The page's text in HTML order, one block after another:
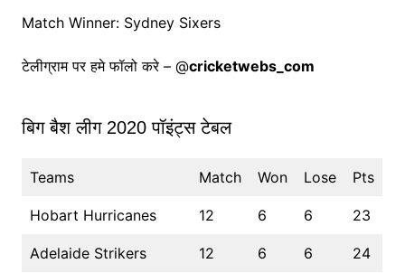
Match Winner: Sydney Sixers
टेलीग्राम पर हमे फॉलो करे – @cricketwebs_com
बिग बैश लीग 2020 पॉइंट्स टेबल
Teams Match Won Lose Pts
Hobart Hurricanes 12 6 6 23
Adelaide Strikers 12 6 6 24